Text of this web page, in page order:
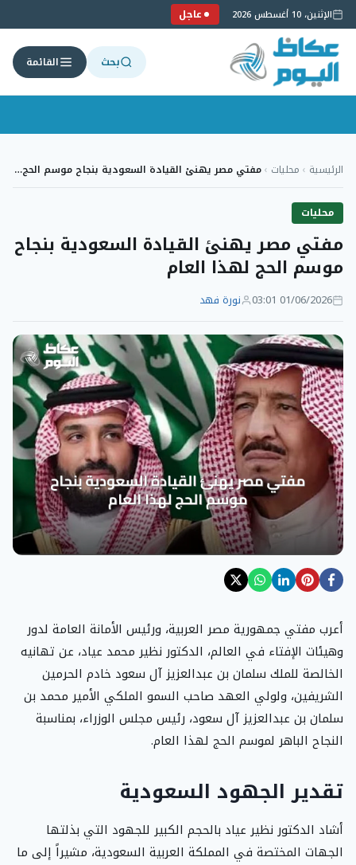
الإثنين، 10 أغسطس 2026 عاجل
بحث القائمة
إلىالرئيسية › محليات ›مفتي مصر يهنئ القيادة السعودية بنجاح موسم الحج…
محليات
مفتي مصر يهنئ القيادة السعودية بنجاح
موسم الحج لهذا العام
01/06/2026 03:01 نورة فهد
أعرب مفتي جمهورية مصر العربية، ورئيس الأمانة العامة لدور
وهيئات الإفتاء في العالم، الدكتور نظير محمد عياد، عن تهانيه
الخالصة للملك سلمان بن عبدالعزيز آل سعود خادم الحرمين
الشريفين، ولولي العهد صاحب السمو الملكي الأمير محمد بن
سلمان بن عبدالعزيز آل سعود، رئيس مجلس الوزراء، بمناسبة
النجاح الباهر لموسم الحج لهذا العام.
تقدير الجهود السعودية
أشاد الدكتور نظير عياد بالحجم الكبير للجهود التي بذلتها
الجهات المختصة في المملكة العربية السعودية، مشيراً إلى ما